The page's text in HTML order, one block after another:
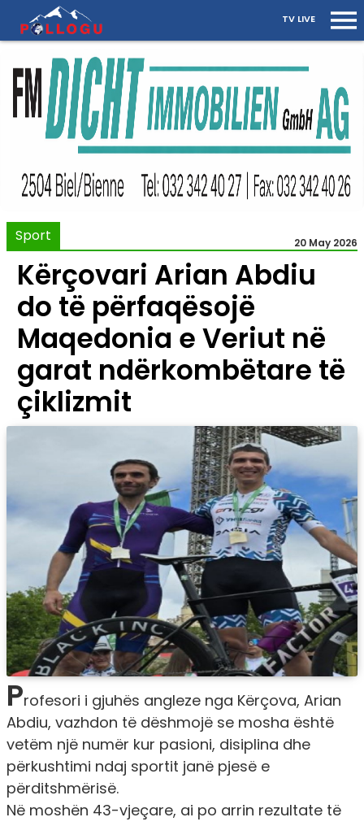
TV LIVE
Sport 20 May 2026
Kërçovari Arian Abdiu
do të përfaqësojë
Maqedonia e Veriut në
garat ndërkombëtare të
çiklizmit
Profesori i gjuhës angleze nga Kërçova, Arian
Abdiu, vazhdon të dëshmojë se mosha është
vetëm një numër kur pasioni, disiplina dhe
përkushtimi ndaj sportit janë pjesë e
përditshmërisë.
Në moshën 43-vjeçare, ai po arrin rezultate të